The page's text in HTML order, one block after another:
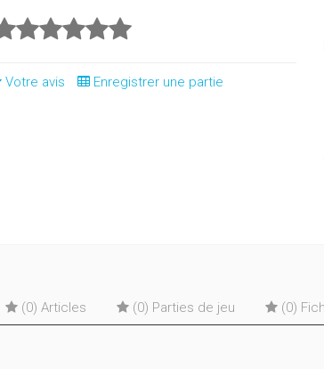
Votre avis Enregistrer une partie
(0) Articles (0) Parties de jeu (0)